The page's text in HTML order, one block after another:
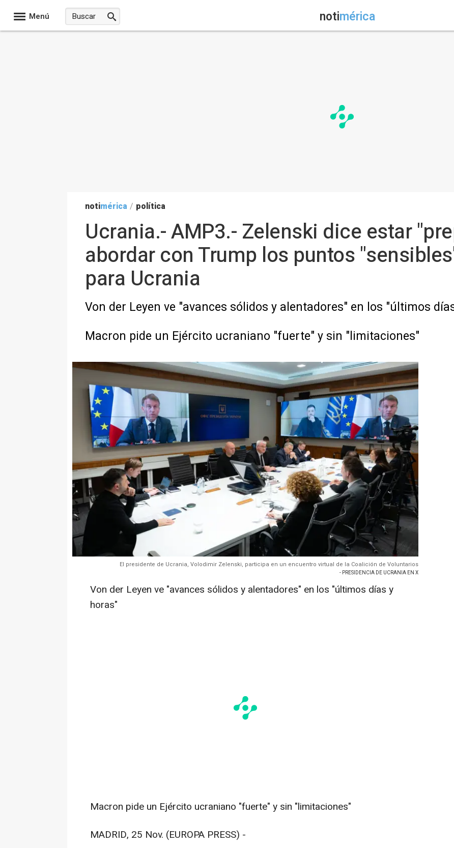
Menú notimérica
notimérica / política
Ucrania.- AMP3.- Zelenski dice estar
abordar con Trump los puntos
para Ucrania
Von der Leyen ve "avances sólidos y alentadores" en los "últimos
Macron pide un Ejército ucraniano "fuerte" y sin "limitaciones"
El presidente de Ucrania, Volodimir Zelenski, participa en un encuentro virtual de la Coalición de Voluntarios
- PRESIDENCIA DE UCRANIA EN X
Von der Leyen ve "avances sólidos y alentadores" en los "últimos días y
horas"
Macron pide un Ejército ucraniano "fuerte" y sin "limitaciones"
MADRID, 25 Nov. (EUROPA PRESS) -